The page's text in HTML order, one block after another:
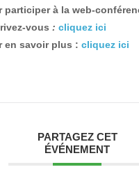
participer à la web-
vous : cliquez ici
en savoir plus : cliquez ici
PARTAGEZ CET
ÉVÉNEMENT